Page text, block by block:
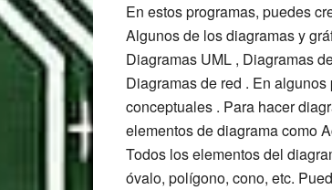
En estos programas, puedes
Algunos de los diagramas y
Diagramas UML , Diagramas
Diagramas de red . En
conceptuales . Para hacer
elementos de diagrama como
Todos los elementos del
óvalo, polígono, cono, etc.